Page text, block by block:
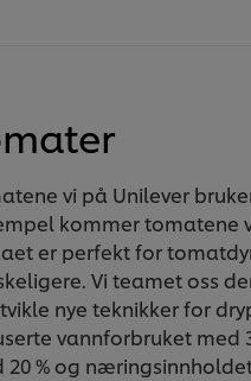
vi på Unilever
kommer tomatene
er perfekt for
Vi teamet oss
nye teknikker for
vannforbruket med
20 % og